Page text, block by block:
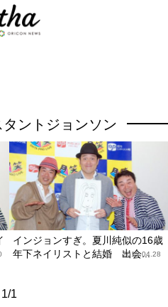
ントジョンソン
インジョンすぎ。夏川純似の16歳
年下ネイリストと結婚 出会...
2012.04.28
1/1